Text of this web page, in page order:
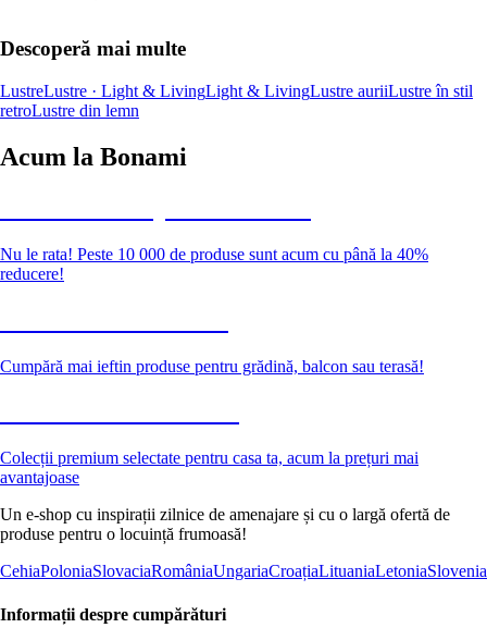
Descoperă mai multe
LustreLustre · Light & LivingLight & LivingLustre auriiLustre în stil
retroLustre din lemn
Acum la Bonami
Nu le rata! Peste 10 000 de produse sunt acum cu până la 40%
reducere!
Cumpără mai ieftin produse pentru grădină, balcon sau terasă!
Colecții premium selectate pentru casa ta, acum la prețuri mai
avantajoase
Un e-shop cu inspirații zilnice de amenajare și cu o largă ofertă de
produse pentru o locuință frumoasă!
CehiaPoloniaSlovaciaRomâniaUngariaCroațiaLituaniaLetoniaSlovenia
Informații despre cumpărături